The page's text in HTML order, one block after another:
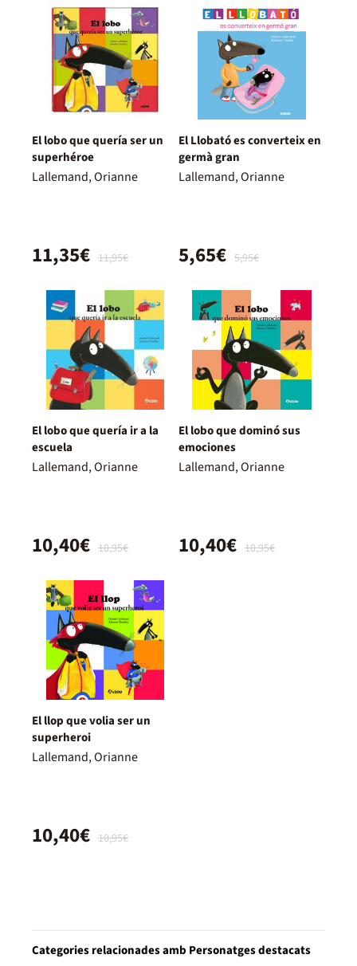
El lobo que quería ser un
superhéroe
Lallemand, Orianne
11,95€
11,35€
El Llobató es converteix en
germà gran
Lallemand, Orianne
5,95€
5,65€
El lobo que quería ir a la
escuela
Lallemand, Orianne
10,95€
10,40€
El lobo que dominó sus
emociones
Lallemand, Orianne
10,95€
10,40€
El llop que volia ser un
superheroi
Lallemand, Orianne
10,95€
10,40€
Categories relacionades amb Personatges destacats